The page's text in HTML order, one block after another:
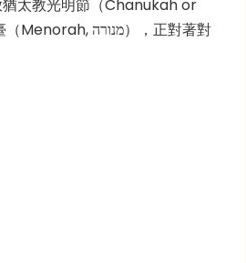
太教光明節（Chanukah or